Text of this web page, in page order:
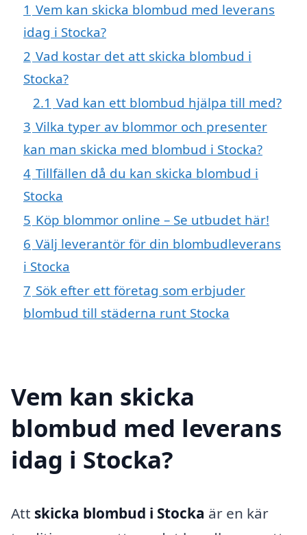
1 Vem kan skicka blombud med leverans
idag i Stocka?
2 Vad kostar det att skicka blombud i
Stocka?
2.1 Vad kan ett blombud hjälpa till med?
3 Vilka typer av blommor och presenter
kan man skicka med blombud i Stocka?
4 Tillfällen då du kan skicka blombud i
Stocka
5 Köp blommor online – Se utbudet här!
6 Välj leverantör för din blombudleverans
i Stocka
7 Sök efter ett företag som erbjuder
blombud till städerna runt Stocka
Vem kan skicka
blombud med leverans
idag i Stocka?
Att skicka blombud i Stocka är en kär